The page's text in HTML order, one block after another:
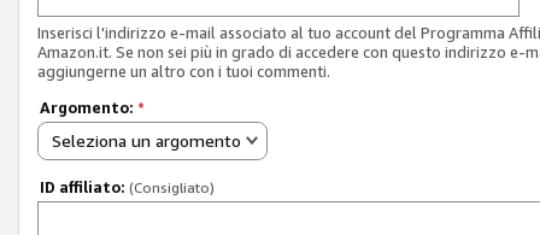
Inserisci l'indirizzo e-mail associato al tuo account del Programma
Amazon.it. Se non sei più in grado di accedere con questo indirizzo e-
aggiungerne un altro con i tuoi commenti.
Argomento: *
Seleziona un argomento
ID affiliato: (Consigliato)